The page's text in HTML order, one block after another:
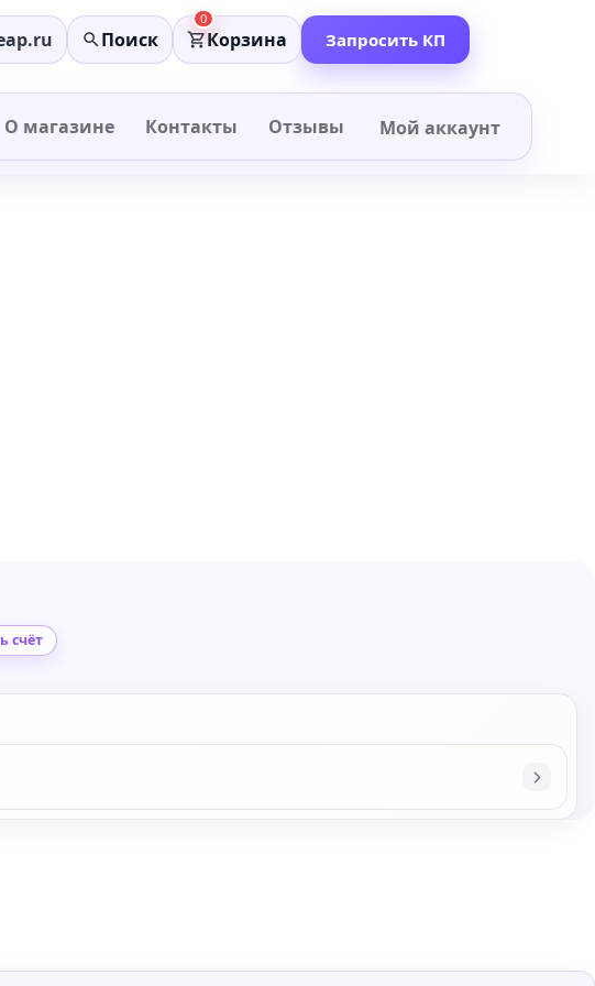
Поиск
0
Корзина Запросить КП
О магазине Контакты Отзывы Мой аккаунт
счёт